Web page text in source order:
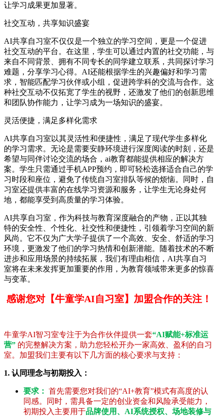
让学习成果更加显著。
社交互动，共享知识盛宴
AI共享自习室不仅仅是一个独立的学习空间，更是一个促进
社交互动的平台。在这里，学生可以通过内置的社交功能，与
来自不同背景、拥有不同专长的同学建立联系，共同探讨学习
难题，分享学习心得。AI还能根据学生的兴趣偏好和学习需
求，智能匹配学习伙伴或小组，促进跨学科的交流与合作。这
种社交互动不仅拓宽了学生的视野，还激发了他们的创新思维
和团队协作能力，让学习成为一场知识的盛宴。
灵活便捷，满足多样化需求
AI共享自习室以其灵活性和便捷性，满足了现代学生多样化
的学习需求。无论是需要安静环境进行深度阅读的时刻，还是
希望与同伴讨论交流的场合，ai教育都能提供相应的解决方
案。学生只需通过手机APP预约，即可轻松选择适合自己的学
习时段和座位，避免了传统自习室排队等候的烦恼。同时，自
习室还提供丰富的在线学习资源和服务，让学生无论身处何
地，都能享受到高质量的学习体验。
AI共享自习室，作为科技与教育深度融合的产物，正以其独
特的安全性、个性化、社交性和便捷性，引领着学习空间的新
风尚。它不仅为广大学子提供了一个高效、安全、舒适的学习
环境，更激发了他们的学习热情和创新潜能。随着技术的不断
进步和应用场景的持续拓展，我们有理由相信，AI共享自习
室将在未来发挥更加重要的作用，为教育领域带来更多的惊喜
与变革。
感谢您对【牛童学AI自习室】加盟合作的关注！
牛童学AI智习室专注于为合作伙伴提供一套“AI赋能+标准运
营” 的完整解决方案，助力您轻松开办一家高效、盈利的自习
室。加盟我们主要有以下几方面的核心要求与支持：
1. 认同理念与初期投入：
要求： 首先需要您对我们的“AI+教育”模式有高度的认
同感。同时，需具备一定的创业资金和风险承受能力，
初期投入主要用于品牌使用、AI系统授权、场地装修与